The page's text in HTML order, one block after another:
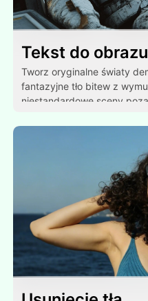
Tekst do obrazu
Tworz oryginalne światy
fantazyjne tło bitew z
niestandardowe sceny